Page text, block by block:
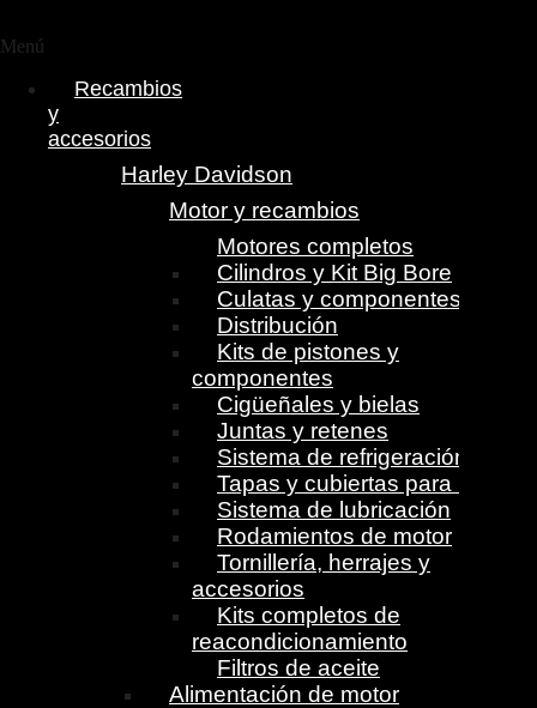
Menú
Recambios
y
accesorios
Harley Davidson
Motor y recambios
Motores completos
Cilindros y Kit Big Bore
Culatas y componentes
Distribución
Kits de pistones y
componentes
Cigüeñales y bielas
Juntas y retenes
Sistema de refrigeración
Tapas y cubiertas para motor
Sistema de lubricación
Rodamientos de motor
Tornillería, herrajes y
accesorios
Kits completos de
reacondicionamiento
Filtros de aceite
Alimentación de motor